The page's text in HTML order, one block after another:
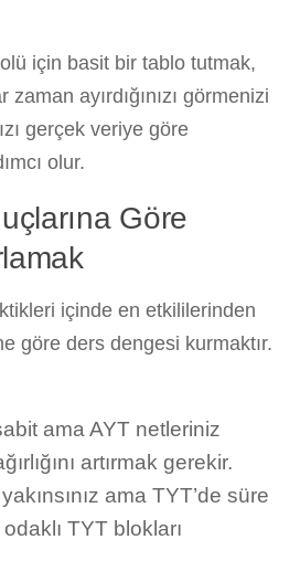
için basit bir tablo tutmak,
ayırdığınızı görmenizi
gerçek veriye göre
olur.
Göre
içinde en etkililerinden
göre ders dengesi kurmaktır.
ama AYT netleriniz
artırmak gerekir.
ama TYT’de süre
TYT blokları